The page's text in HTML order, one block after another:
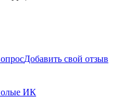
Добавить свой отзыв